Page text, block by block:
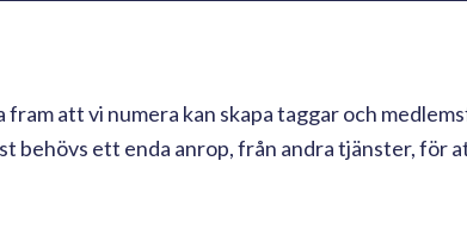
att vi numera kan skapa taggar och
behövs ett enda anrop, från andra tjänster, för